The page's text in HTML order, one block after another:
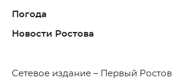
Погода
Новости Ростова
Cетевое издание – Первый